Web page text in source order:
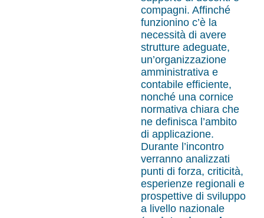
compagni. Affinché
funzionino c’è la
necessità di avere
strutture adeguate,
un’organizzazione
amministrativa e
contabile efficiente,
nonché una cornice
normativa chiara che
ne definisca l’ambito
di applicazione.
Durante l’incontro
verranno analizzati
punti di forza, criticità,
esperienze regionali e
prospettive di sviluppo
a livello nazionale